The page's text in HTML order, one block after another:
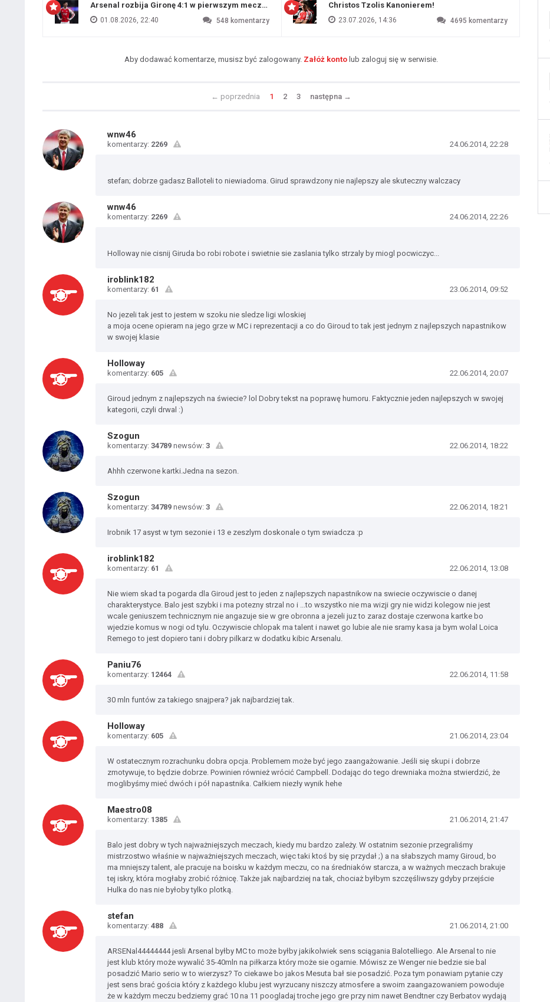
Arsenal rozbija Gironę 4:1 w pierwszym meczu przygotowawczym
01.08.2026, 22:40 548 komentarzy
Christos Tzolis Kanonierem!
23.07.2026, 14:36 4695 komentarzy
Aby dodawać komentarze, musisz być zalogowany. Załóż konto lub zaloguj się w serwisie.
← poprzednia 1 2 3 następna →
wnw46
komentarzy: 2269 24.06.2014, 22:28
stefan; dobrze gadasz Balloteli to niewiadoma. Girud sprawdzony nie najlepszy ale skuteczny walczacy
wnw46
komentarzy: 2269 24.06.2014, 22:26
Holloway nie cisnij Giruda bo robi robote i swietnie sie zaslania tylko strzaly by miogl pocwiczyc...
iroblink182
komentarzy: 61 23.06.2014, 09:52
No jezeli tak jest to jestem w szoku nie sledze ligi wloskiej
a moja ocene opieram na jego grze w MC i reprezentacji a co do Giroud to tak jest jednym z najlepszych napastnikow
w swojej klasie
Holloway
komentarzy: 605 22.06.2014, 20:07
Giroud jednym z najlepszych na świecie? lol Dobry tekst na poprawę humoru. Faktycznie jeden najlepszych w swojej
kategorii, czyli drwal :)
Szogun
komentarzy: 34789 newsów: 3 22.06.2014, 18:22
Ahhh czerwone kartki.Jedna na sezon.
Szogun
komentarzy: 34789 newsów: 3 22.06.2014, 18:21
Irobnik 17 asyst w tym sezonie i 13 e zeszlym doskonale o tym swiadcza :p
iroblink182
komentarzy: 61 22.06.2014, 13:08
Nie wiem skad ta pogarda dla Giroud jest to jeden z najlepszych napastnikow na swiecie oczywiscie o danej
charakterystyce. Balo jest szybki i ma potezny strzal no i ...to wszystko nie ma wizji gry nie widzi kolegow nie jest
wcale geniuszem technicznym nie angazuje sie w gre obronna a jezeli juz to zaraz dostaje czerwona kartke bo
wjedzie komus w nogi od tylu. Oczywiscie chlopak ma talent i nawet go lubie ale nie sramy kasa ja bym wolal Loica
Remego to jest dopiero tani i dobry pilkarz w dodatku kibic Arsenalu.
Paniu76
komentarzy: 12464 22.06.2014, 11:58
30 mln funtów za takiego snajpera? jak najbardziej tak.
Holloway
komentarzy: 605 21.06.2014, 23:04
W ostatecznym rozrachunku dobra opcja. Problemem może być jego zaangażowanie. Jeśli się skupi i dobrze
zmotywuje, to będzie dobrze. Powinien również wrócić Campbell. Dodając do tego drewniaka można stwierdzić, że
moglibyśmy mieć dwóch i pół napastnika. Całkiem niezły wynik hehe
Maestro08
komentarzy: 1385 21.06.2014, 21:47
Balo jest dobry w tych najważniejszych meczach, kiedy mu bardzo zależy. W ostatnim sezonie przegraliśmy
mistrzostwo właśnie w najważniejszych meczach, więc taki ktoś by się przydał ;) a na słabszych mamy Giroud, bo
ma mniejszy talent, ale pracuje na boisku w każdym meczu, co na średniaków starcza, a w ważnych meczach brakuje
tej iskry, która mogłaby zrobić różnicę. Także jak najbardziej na tak, chociaż byłbym szczęśliwszy gdyby przejście
Hulka do nas nie byłoby tylko plotką.
stefan
komentarzy: 488 21.06.2014, 21:00
ARSENal44444444 jesli Arsenal byłby MC to może byłby jakikolwiek sens sciągania Balotelliego. Ale Arsenal to nie
jest klub który może wywalić 35-40mln na piłkarza który może sie ogarnie. Mówisz ze Wenger nie bedzie sie bal
posadzić Mario serio w to wierzysz? To ciekawe bo jakos Mesuta bał sie posadzić. Poza tym ponawiam pytanie czy
jest sens brać gościa który z każdego klubu jest wyrzucany niszczy atmosfere a swoim zaangazowaniem powoduje
że w każdym meczu bedziemy grać 10 na 11 poogladaj troche jego gre przy nim nawet Bendtner czy Berbatov wydają